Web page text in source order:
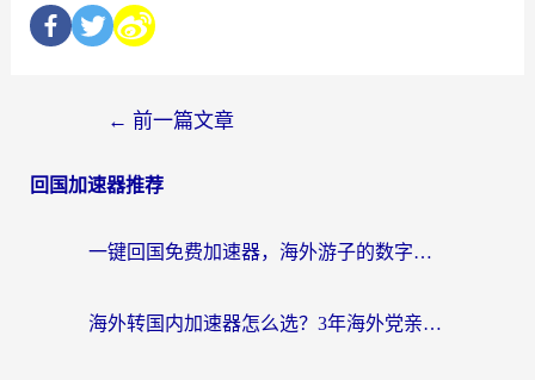
← 前一篇文章
回国加速器推荐
一键回国免费加速器，海外游子的数字归乡路
海外转国内加速器怎么选？3年海外党亲测指南，无缝刷剧玩游戏不再难